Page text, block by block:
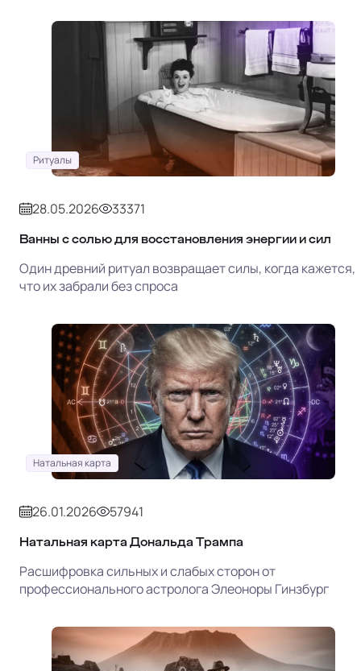
Ритуалы
28.05.2026 33371
Ванны с солью для восстановления энергии и сил
Один древний ритуал возвращает силы, когда кажется,
что их забрали без спроса
Натальная карта
26.01.2026 57941
Натальная карта Дональда Трампа
Расшифровка сильных и слабых сторон от
профессионального астролога Элеоноры Гинзбург